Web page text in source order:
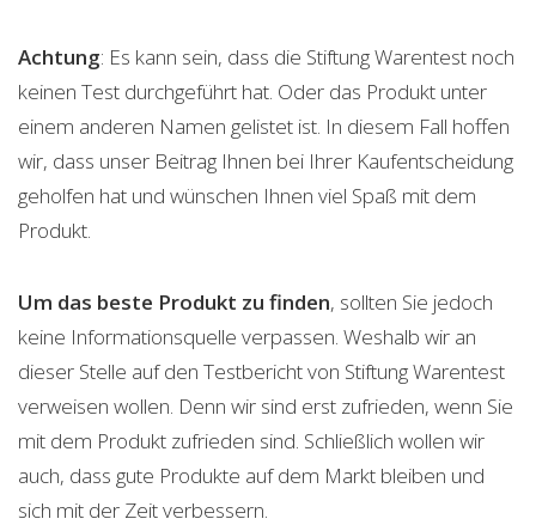
Achtung: Es kann sein, dass die Stiftung Warentest noch
keinen Test durchgeführt hat. Oder das Produkt unter
einem anderen Namen gelistet ist. In diesem Fall hoffen
wir, dass unser Beitrag Ihnen bei Ihrer Kaufentscheidung
geholfen hat und wünschen Ihnen viel Spaß mit dem
Produkt.
Um das beste Produkt zu finden, sollten Sie jedoch
keine Informationsquelle verpassen. Weshalb wir an
dieser Stelle auf den Testbericht von Stiftung Warentest
verweisen wollen. Denn wir sind erst zufrieden, wenn Sie
mit dem Produkt zufrieden sind. Schließlich wollen wir
auch, dass gute Produkte auf dem Markt bleiben und
sich mit der Zeit verbessern.